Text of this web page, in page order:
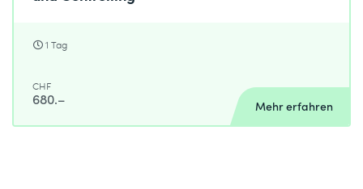
1 Tag
CHF
680.– Mehr erfahren